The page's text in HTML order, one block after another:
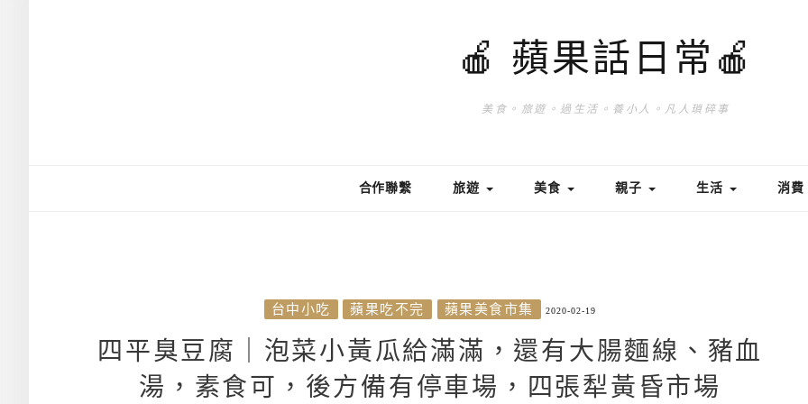
🍎 蘋果話日常🍎
美食。旅遊。過生活。養小人。凡人瑣碎事
合作聯繫 旅遊 美食 親子 生活 消費
台中小吃 蘋果吃不完 蘋果美食市集 2020-02-19
四平臭豆腐｜泡菜小黃瓜給滿滿，還有大腸麵線、豬血
湯，素食可，後方備有停車場，四張犁黃昏市場